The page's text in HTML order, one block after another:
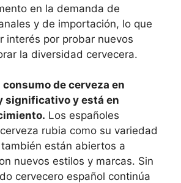
en la demanda de
y de importación, lo que
interés por probar nuevos
la diversidad cervecera.
consumo de cerveza en
significativo y está en
Los españoles
rubia como su variedad
están abiertos a
nuevos estilos y marcas. Sin
cervecero español continúa